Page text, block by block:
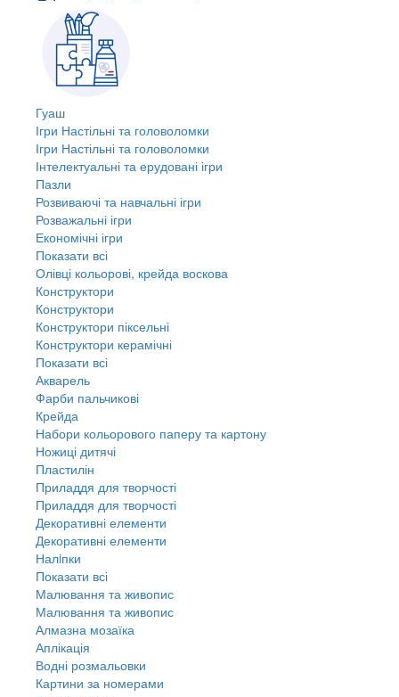
Гуаш
Ігри Настільні та головоломки
Ігри Настільні та головоломки
Інтелектуальні та ерудовані ігри
Пазли
Розвиваючі та навчальні ігри
Розважальні ігри
Економічні ігри
Показати всі
Олівці кольорові, крейда воскова
Конструктори
Конструктори
Конструктори піксельні
Конструктори керамічні
Показати всі
Акварель
Фарби пальчикові
Крейда
Набори кольорового паперу та картону
Ножиці дитячі
Пластилін
Приладдя для творчості
Приладдя для творчості
Декоративні елементи
Декоративні елементи
Налiпки
Показати всі
Малювання та живопис
Малювання та живопис
Алмазна мозаїка
Аплікація
Водні розмальовки
Картини за номерами